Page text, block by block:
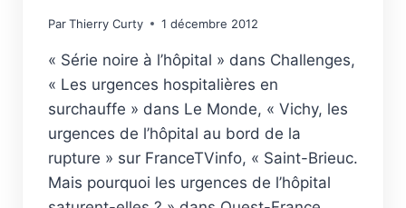
ParThierry Curty 1 décembre 2012
« Série noire à l’hôpital » dans Challenges,
« Les urgences hospitalières en
surchauffe » dans Le Monde, « Vichy, les
urgences de l’hôpital au bord de la
rupture » sur FranceTVinfo, « Saint-Brieuc.
Mais pourquoi les urgences de l’hôpital